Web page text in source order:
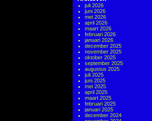
juli 2026
juni 2026
mei 2026
april 2026
maart 2026
februari 2026
januari 2026
december 2025
november 2025
oktober 2025
september 2025
augustus 2025
juli 2025
juni 2025
mei 2025
april 2025
maart 2025
februari 2025
januari 2025
december 2024